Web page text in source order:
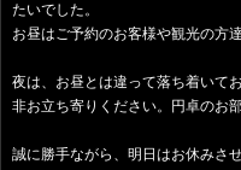
たいでした。
お昼はご予約のお客様や観光の方
夜は、お昼とは違って落ち着いて
非お立ち寄りください。円卓のお
誠に勝手ながら、明日はお休みさ